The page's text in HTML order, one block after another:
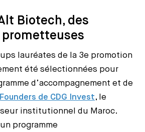
Biotech, des
lauréates de la 3e promotion
été sélectionnées pour
d’accompagnement et de
de CDG Invest, le
institutionnel du Maroc.
programme